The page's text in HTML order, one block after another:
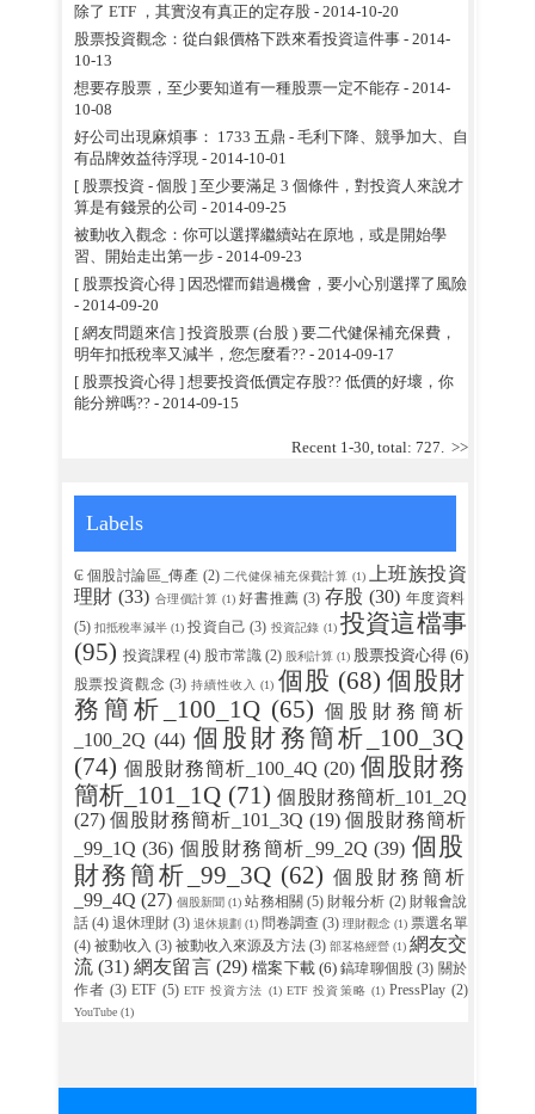
除了 ETF ，其實沒有真正的定存股- 2014-10-20
股票投資觀念：從白銀價格下跌來看投資這件事- 2014-
10-13
想要存股票，至少要知道有一種股票一定不能存 - 2014-
10-08
好公司出現麻煩事： 1733 五鼎 - 毛利下降、競爭加大、自
有品牌效益待浮現 - 2014-10-01
[ 股票投資 - 個股 ] 至少要滿足 3 個條件，對投資人來說才
算是有錢景的公司 - 2014-09-25
被動收入觀念：你可以選擇繼續站在原地，或是開始學
習、開始走出第一步 - 2014-09-23
[ 股票投資心得 ] 因恐懼而錯過機會，要小心別選擇了風險
- 2014-09-20
[ 網友問題來信 ] 投資股票 (台股 ) 要二代健保補充保費，
明年扣抵稅率又減半，您怎麼看??- 2014-09-17
[ 股票投資心得 ] 想要投資低價定存股?? 低價的好壞，你
能分辨嗎??- 2014-09-15
Recent 1-30, total: 727. >>
Labels
₢ 個股討論區_傳產 (2) 二代健保補充保費計算 (1)
上班族投資
理財 (33) 合理價計算 (1) 好書推薦 (3) 存股 (30) 年度資料
(5) 扣抵稅率減半 (1) 投資自己 (3) 投資記錄 (1) 投資這檔事
(95) 投資課程 (4) 股市常識 (2) 股利計算 (1) 股票投資心得 (6)
股票投資觀念 (3) 持續性收入 (1) 個股 (68) 個股財
務簡析_100_1Q (65) 個股財務簡析
_100_2Q (44) 個股財務簡析_100_3Q
(74) 個股財務簡析_100_4Q (20) 個股財務
簡析_101_1Q (71) 個股財務簡析_101_2Q
(27) 個股財務簡析_101_3Q (19) 個股財務簡析
_99_1Q (36) 個股財務簡析_99_2Q (39) 個股
財務簡析_99_3Q (62) 個股財務簡析
_99_4Q (27) 個股新聞 (1) 站務相關 (5) 財報分析 (2) 財報會說
話 (4) 退休理財 (3) 退休規劃 (1) 問卷調查 (3) 理財觀念 (1) 票選名單
(4) 被動收入 (3) 被動收入來源及方法 (3) 部茖格經營 (1) 網友交
流 (31) 網友留言 (29) 檔案下載 (6) 鎬瑋聊個股 (3) 關於
作者 (3) ETF (5) ETF 投資方法 (1) ETF 投資策略 (1) PressPlay (2)
YouTube (1)